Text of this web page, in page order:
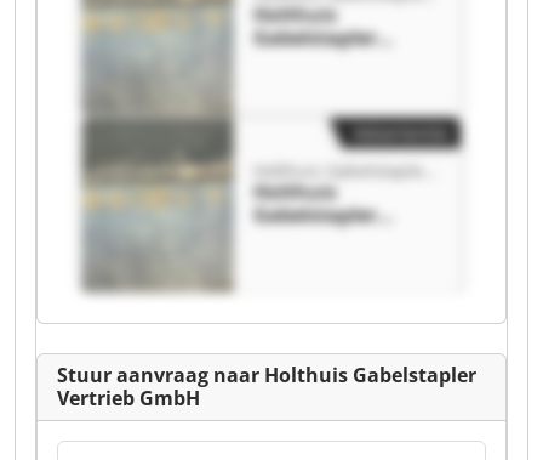
Holthuis
Gabelstapler
Vertrieb GmbH
Gabelstapler
Vertrieb GmbH
Holthuis
Gabelstapler
Vertrieb GmbH
Stuur aanvraag naar Holthuis Gabelstapler
Vertrieb GmbH